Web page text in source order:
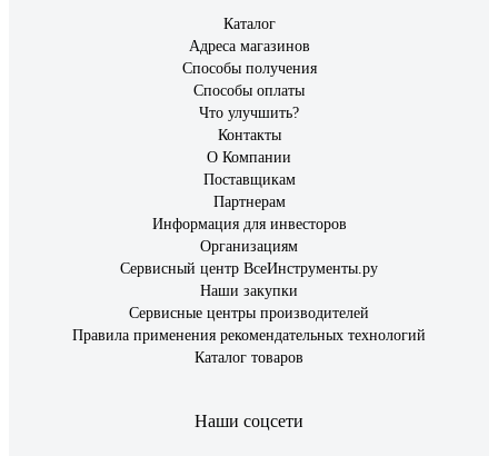
Каталог
Адреса магазинов
Способы получения
Способы оплаты
Что улучшить?
Контакты
О Компании
Поставщикам
Партнерам
Информация для инвесторов
Организациям
Сервисный центр ВсеИнструменты.ру
Наши закупки
Сервисные центры производителей
Правила применения рекомендательных технологий
Каталог товаров
Наши соцсети